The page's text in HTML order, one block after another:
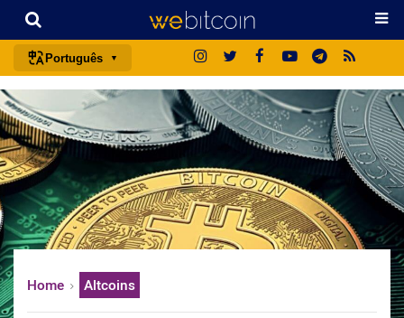
Português
português (BR)
english
español
français
italiano
deutsch
中文
Home Altcoins